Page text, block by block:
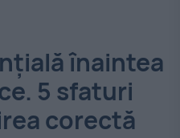
înaintea
5 sfaturi
corectă